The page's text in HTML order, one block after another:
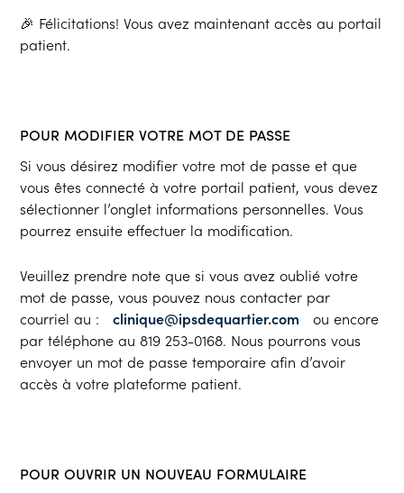
🎉 Félicitations! Vous avez maintenant accès au portail
patient.
POUR MODIFIER VOTRE MOT DE PASSE
Si vous désirez modifier votre mot de passe et que
vous êtes connecté à votre portail patient, vous devez
sélectionner l’onglet informations personnelles. Vous
pourrez ensuite effectuer la modification.
Veuillez prendre note que si vous avez oublié votre
mot de passe, vous pouvez nous contacter par
courriel au :
clinique@ipsdequartier.com
ou encore
par téléphone au 819 253-0168. Nous pourrons vous
envoyer un mot de passe temporaire afin d’avoir
accès à votre plateforme patient.
POUR OUVRIR UN NOUVEAU FORMULAIRE